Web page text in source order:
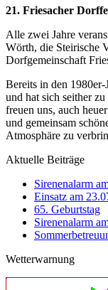
21. Friesacher
Alle zwei Jahre
Wörth, die Steirische
Dorfgemeinschaft
Bereits in den 1980er-
und hat sich seither
freuen uns, auch
und gemeinsam
Atmosphäre zu
Aktuelle Beiträge
Sirenenalarm
Einsatz am
65. Geburtstag
Sirenenalarm
Wetterwarnung